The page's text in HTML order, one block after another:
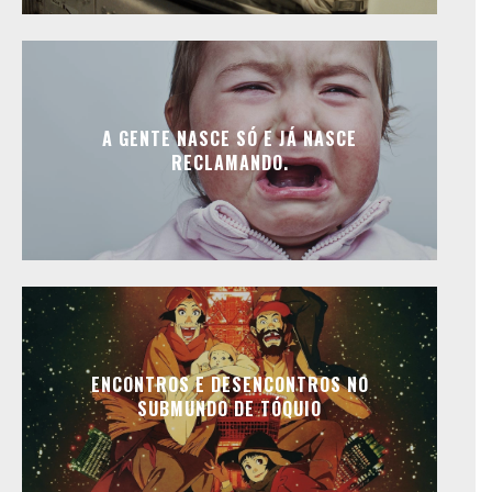
A GENTE NASCE SÓ E JÁ NASCE
RECLAMANDO.
ENCONTROS E DESENCONTROS NO
SUBMUNDO DE TÓQUIO